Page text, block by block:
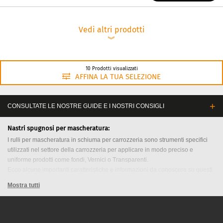
Vedi altri prodotti
︾
10 Prodotti visualizzati
AFFINA LA TUA SELEZIONE
CONSULTATE LE NOSTRE GUIDE E I NOSTRI CONSIGLI
Nastri spugnosi per mascheratura:
I rulli per mascheratura in schiuma per carrozzeria sono strumenti specifici
utilizzati nel settore della carrozzeria per applicare in modo preciso e
uniforme prodotti come fondi, Vernici o Transparenti.
1. Composizione dei rulli in schiuma:
Mostra tutti